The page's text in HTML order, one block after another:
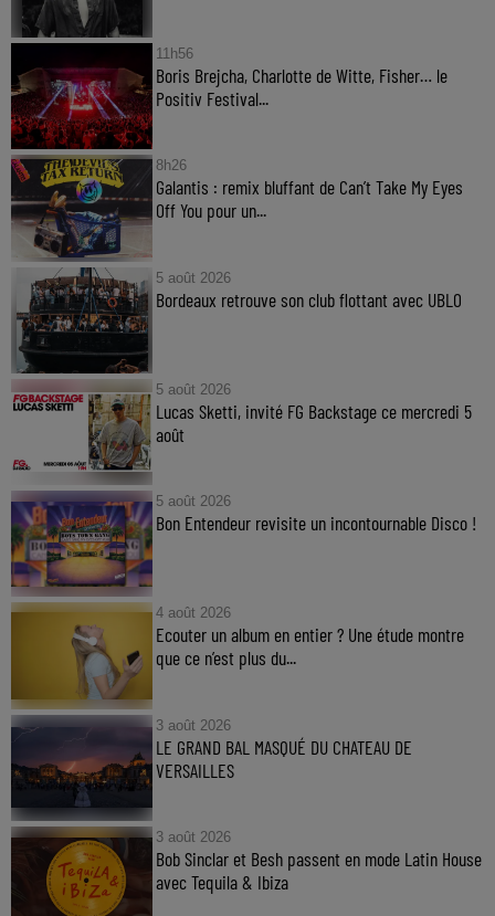
11h56
Boris Brejcha, Charlotte de Witte, Fisher… le
Positiv Festival...
8h26
Galantis : remix bluffant de Can’t Take My Eyes
Off You pour un...
5 août 2026
Bordeaux retrouve son club flottant avec UBLO
5 août 2026
Lucas Sketti, invité FG Backstage ce mercredi 5
août
5 août 2026
Bon Entendeur revisite un incontournable Disco !
4 août 2026
Ecouter un album en entier ? Une étude montre
que ce n’est plus du...
3 août 2026
LE GRAND BAL MASQUÉ DU CHATEAU DE
VERSAILLES
3 août 2026
Bob Sinclar et Besh passent en mode Latin House
avec Tequila & Ibiza